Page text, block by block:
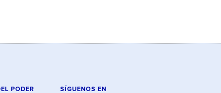
PODER
SÍGUENOS EN